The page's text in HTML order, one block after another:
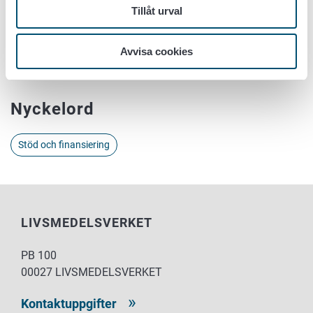
Tillåt urval
Avvisa cookies
fornamn.efternamn@ruokavirasto.fi
Ytterligare information till stödsökande:
De regionala NTM-centralerna,kontaktinformation
www.livsmedelsverket.fi/företagsstöd
Nyckelord
Stöd och finansiering
LIVSMEDELSVERKET
PB 100
00027 LIVSMEDELSVERKET
Kontaktuppgifter